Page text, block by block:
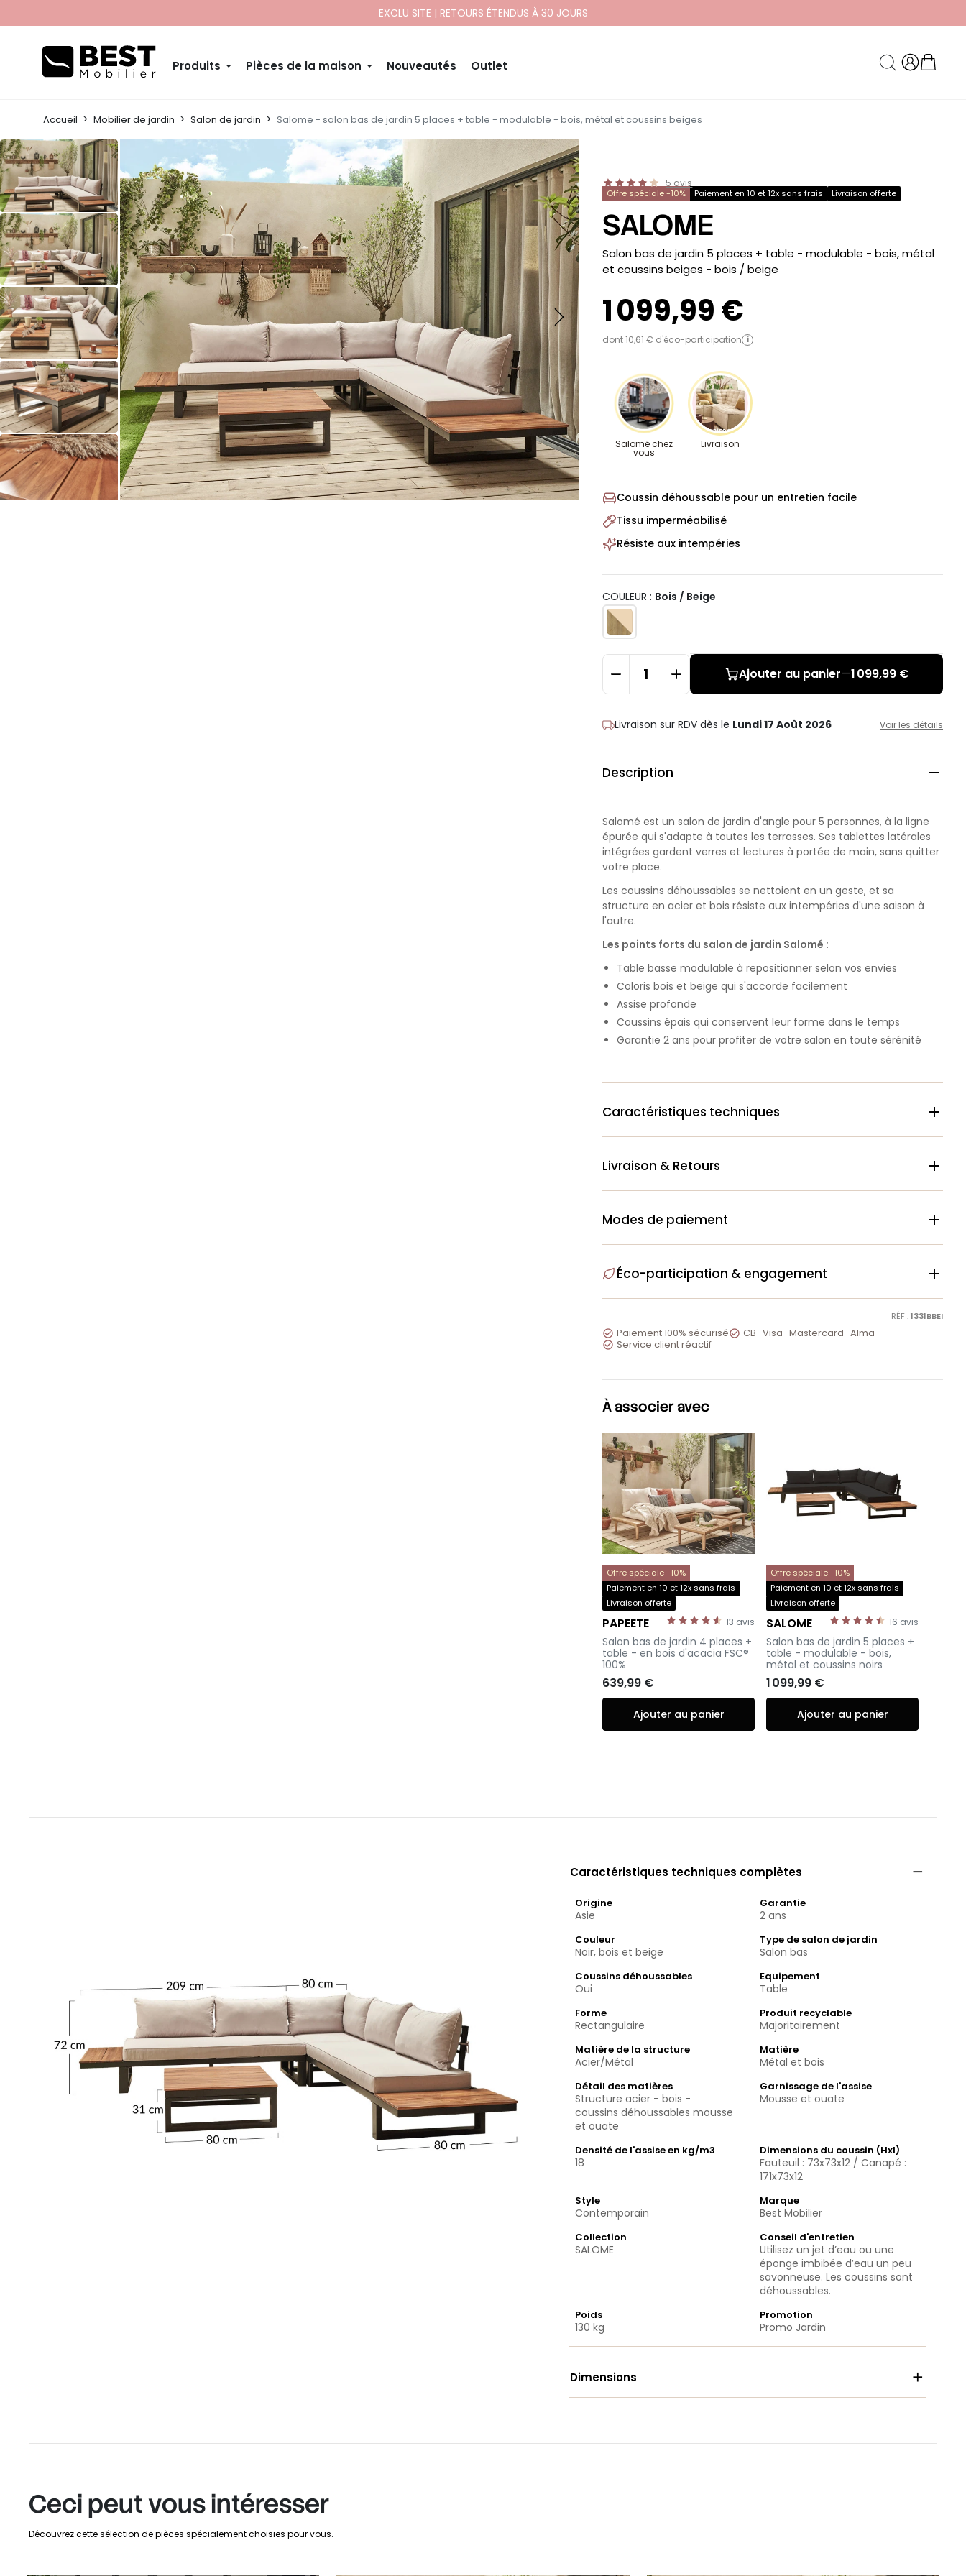
PAYEZ EN 10X ET 12X SANS FRAIS
Produits Pièces de la maison Nouveautés Outlet
Accueil Mobilier de jardin Salon de jardin Salome - salon bas de jardin 5 places + table - modulable - bois, métal et coussins beiges
5 avis
Offre spéciale -10% Paiement en 10 et 12x sans frais Livraison offerte
SALOME
-
Salon bas de jardin 5 places + table - modulable - bois, métal
et coussins beiges - bois / beige
1 099,99 €
dont 10,61 € d'éco-participation i
Salomé chez
vous
Livraison
Coussin déhoussable pour un entretien facile
Tissu imperméabilisé
Résiste aux intempéries
COULEUR : Bois / Beige
Ajouter au panier—1 099,99 €
Livraison sur RDVdès le Lundi 17 Août 2026 Voir les détails
Description 
Salomé est un salon de jardin d'angle pour 5 personnes, à la ligne
épurée qui s'adapte à toutes les terrasses. Ses tablettes latérales
intégrées gardent verres et lectures à portée de main, sans quitter
votre place.
Les coussins déhoussables se nettoient en un geste, et sa
structure en acier et bois résiste aux intempéries d'une saison à
l'autre.
Les points forts du salon de jardin Salomé :
Table basse modulable à repositionner selon vos envies
Coloris bois et beige qui s'accorde facilement
Assise profonde
Coussins épais qui conservent leur forme dans le temps
Garantie 2 ans pour profiter de votre salon en toute sérénité
Caractéristiques techniques 
Livraison & Retours 
Modes de paiement 
Éco-participation & engagement 
RÉF :1331BBEI
 Paiement 100% sécurisé CB · Visa · Mastercard · Alma
 Service client réactif
À associer avec
Offre spéciale -10%
Paiement en 10 et 12x sans frais
Livraison offerte
13 avis
PAPEETE
-
Salon bas de jardin 4 places +
table - en bois d'acacia FSC®
100%
639,99 €
Ajouter au panier
Offre spéciale -10%
Paiement en 10 et 12x sans frais
Livraison offerte
16 avis
SALOME
-
Salon bas de jardin 5 places +
table - modulable - bois,
métal et coussins noirs
1 099,99 €
Ajouter au panier
Caractéristiques techniques complètes 
Origine
Asie
Garantie
2 ans
Couleur
Noir, bois et beige
Type de salon de jardin
Salon bas
Coussins déhoussables
Oui
Equipement
Table
Forme
Rectangulaire
Produit recyclable
Majoritairement
Matière de la structure
Acier/Métal
Matière
Métal et bois
Détail des matières
Structure acier - bois -
coussins déhoussables mousse
et ouate
Garnissage de l'assise
Mousse et ouate
Densité de l'assise en kg/m3
18
Dimensions du coussin (Hxl)
Fauteuil : 73x73x12 / Canapé :
171x73x12
Style
Contemporain
Marque
Best Mobilier
Collection
SALOME
Conseil d'entretien
Utilisez un jet d’eau ou une
éponge imbibée d’eau un peu
savonneuse. Les coussins sont
déhoussables.
Poids
130 kg
Promotion
Promo Jardin
Dimensions 
Ceci peut vous intéresser
Découvrez cette sélection de pièces spécialement choisies pour vous.